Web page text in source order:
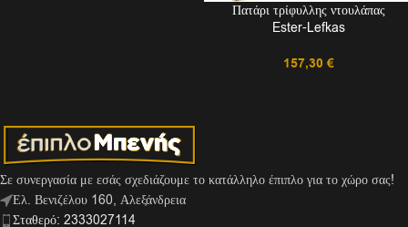
Πατάρι τρίφυλλης ντουλάπας
Ester-Lefkas
157,30 €
Σε συνεργασία με εσάς σχεδιάζουμε το κατάλληλο έπιπλο για το χώρο σας!
Ελ. Βενιζέλου 160, Αλεξάνδρεια
Σταθερό: 2333027114